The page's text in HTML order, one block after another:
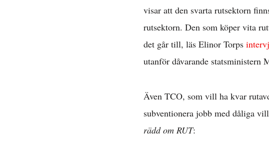
visar att den svarta rutsektorn
rutsektorn. Den som köper vita
det går till, läs Elinor Torps
utanför dåvarande statsministern
Även TCO, som vill ha kvar
subventionera jobb med dåliga
rädd om RUT: